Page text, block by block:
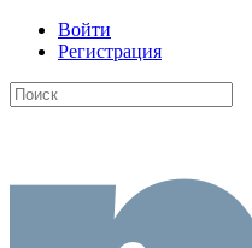
Войти
Регистрация